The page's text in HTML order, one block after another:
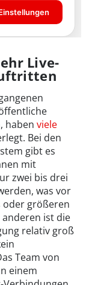
Live-
haben viele
Bei den
gibt es
mit
zwei bis drei
was vor
oder größeren
ist die
relativ groß
Team von
einem